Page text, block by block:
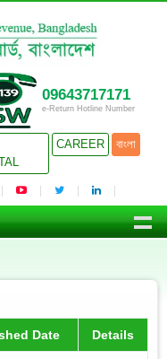
09643717171
e-Return Hotline Number
CAREER বাংলা
Date Details